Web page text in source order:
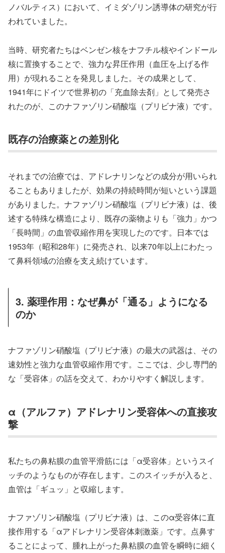
ノバルティス）において、イミダゾリン誘導体の研究が行
われていました。
当時、研究者たちはベンゼン核をナフチル核やインドール
核に置換することで、強力な昇圧作用（血圧を上げる作
用）が現れることを発見しました。その成果として、
1941年にドイツで世界初の「充血除去剤」として発売さ
れたのが、このナファゾリン硝酸塩（プリビナ液）です。
既存の治療薬との差別化
それまでの治療では、アドレナリンなどの成分が用いられ
ることもありましたが、効果の持続時間が短いという課題
がありました。ナファゾリン硝酸塩（プリビナ液）は、後
述する特殊な構造により、既存の薬物よりも「強力」かつ
「長時間」の血管収縮作用を実現したのです。日本では
1953年（昭和28年）に発売され、以来70年以上にわたっ
て鼻科領域の治療を支え続けています。
3. 薬理作用：なぜ鼻が「通る」ようになる
のか
ナファゾリン硝酸塩（プリビナ液）の最大の武器は、その
速効性と強力な血管収縮作用です。ここでは、少し専門的
な「受容体」の話を交えて、わかりやすく解説します。
α（アルファ）アドレナリン受容体への直接攻
撃
私たちの鼻粘膜の血管平滑筋には「α受容体」というスイ
ッチのようなものが存在します。このスイッチが入ると、
血管は「ギュッ」と収縮します。
ナファゾリン硝酸塩（プリビナ液）は、このα受容体に直
接作用する「αアドレナリン受容体刺激薬」です。点鼻す
ることによって、腫れ上がった鼻粘膜の血管を瞬時に細く